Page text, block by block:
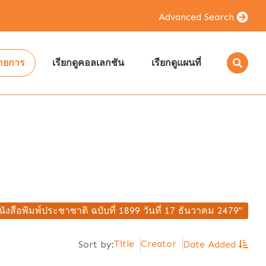
Advanced Search
ยการ เรียกดูคอลเลกชัน เรียกดูแผนที่
งสือพิมพ์ประชาชาติ ฉบับที่ 1899 วันที่ 17 ธันวาคม 2479"
Sort by:Title Creator Date Added